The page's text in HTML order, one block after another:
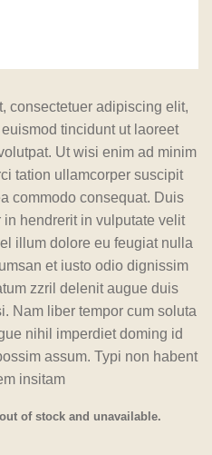
consectetuer adipiscing elit,
tincidunt ut laoreet
Ut wisi enim ad minim
tation ullamcorper suscipit
commodo consequat. Duis
hendrerit in vulputate velit
illum dolore eu feugiat nulla
et iusto odio dignissim
zzril delenit augue duis
Nam liber tempor cum soluta
nihil imperdiet doming id
assum. Typi non habent
insitam
of stock and unavailable.